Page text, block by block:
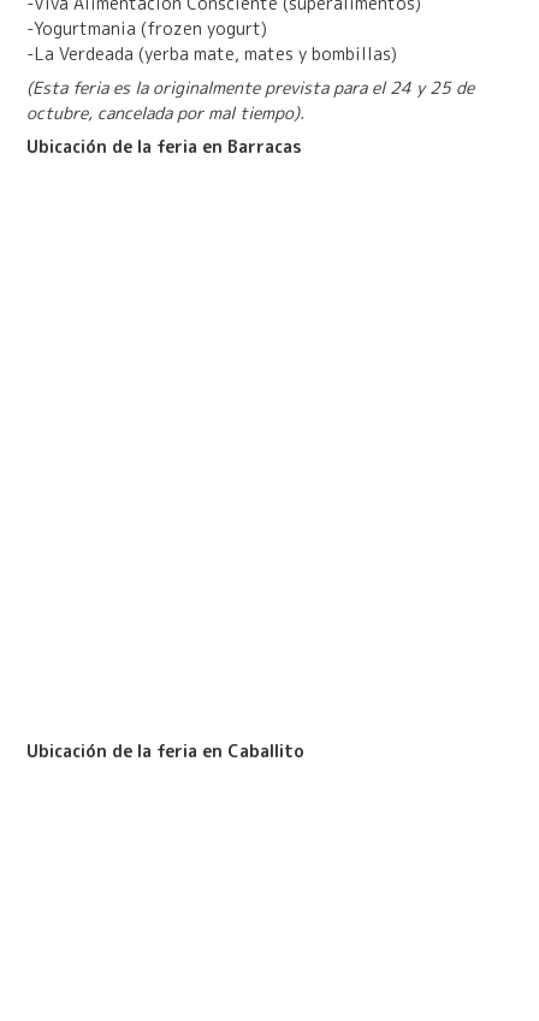
-Yogurtmania (frozen yogurt)
-La Verdeada (yerba mate, mates y bombillas)
(Esta feria es la originalmente prevista para el 24 y 25 de
octubre, cancelada por mal tiempo).
Ubicación de la feria en Barracas
Ubicación de la feria en Caballito